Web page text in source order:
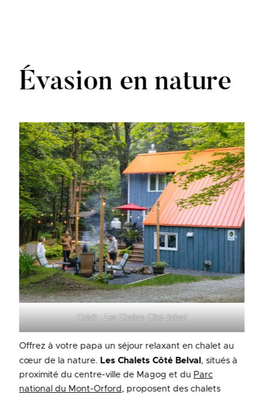
Évasion en nature
Crédit : Les Chalets Côté Belval
Offrez à votre papa un séjour relaxant en chalet au
cœur de la nature. Les Chalets Côté Belval , situés à
proximité du centre-ville de Magog et du Parc
national du Mont-Orford, proposent des chalets